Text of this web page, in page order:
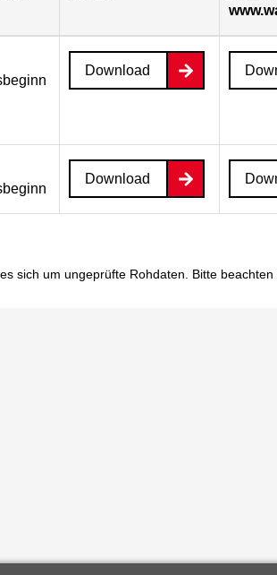
Download
Download
sich um ungeprüfte Rohdaten. Bitte beachten